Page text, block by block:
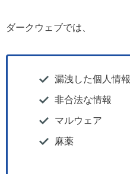
ダークウェブでは、
漏洩した個人情報
非合法な情報
マルウェア
麻薬